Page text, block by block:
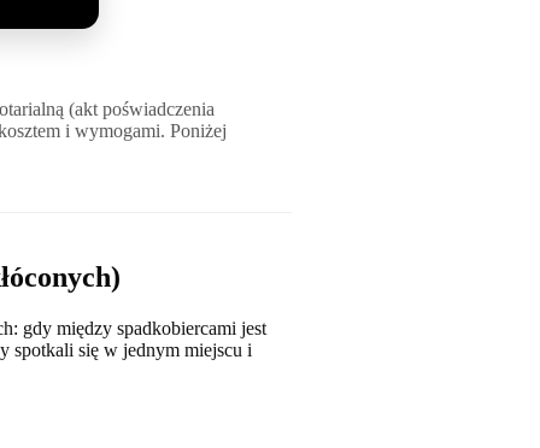
(akt poświadczenia
i wymogami. Poniżej
gdy między spadkobiercami jest
spotkali się w jednym miejscu i